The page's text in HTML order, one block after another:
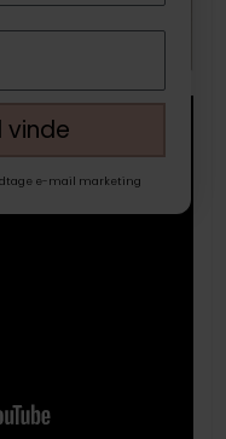
vinde
e-mail marketing